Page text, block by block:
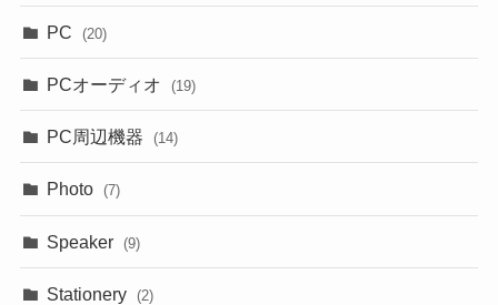
PC (20)
PCオーディオ (19)
PC周辺機器 (14)
Photo (7)
Speaker (9)
Stationery (2)